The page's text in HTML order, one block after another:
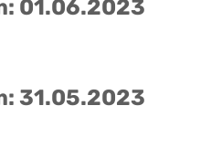
01.06.2023
31.05.2023